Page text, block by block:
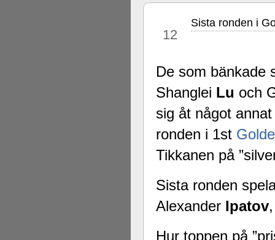
12
Sista ronden i
De som bänkade
Shanglei Lu och
sig åt något
ronden i 1st
Tikkanen på
Sista ronden
Alexander Ipatov
Hur toppen på